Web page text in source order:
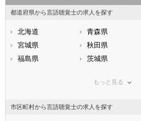
都道府県から言語聴覚士の求人を探す
北海道 青森県
宮城県
秋田県
福島県
茨城県
神奈川県
石川県
福井県
もっと見る
市区町村から言語聴覚士の求人を探す